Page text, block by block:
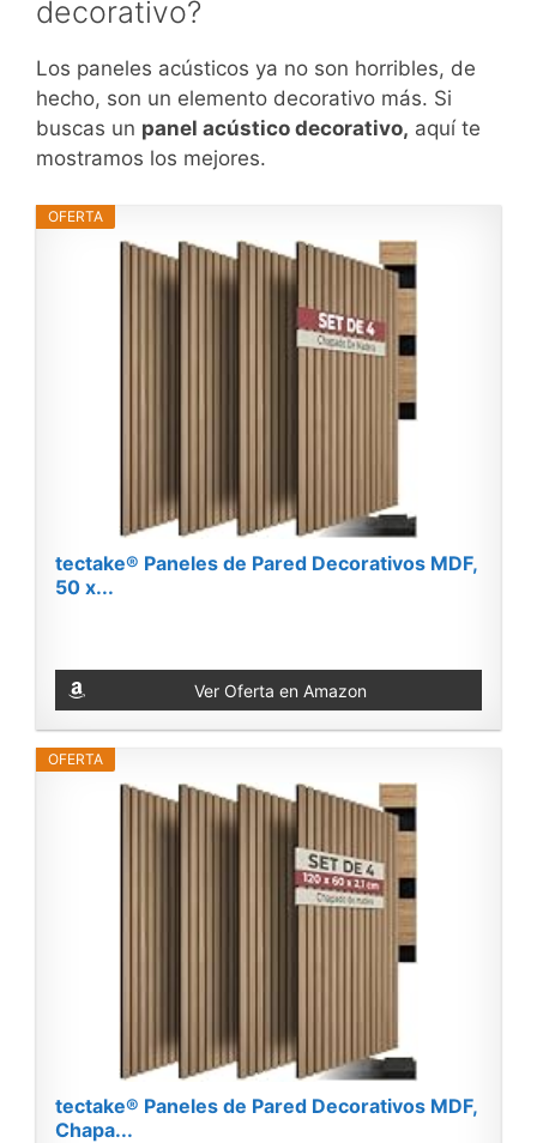
decorativo?
Los paneles acústicos ya no son horribles, de
hecho, son un elemento decorativo más. Si
buscas un panel acústico decorativo, aquí te
mostramos los mejores.
OFERTA
tectake® Paneles de Pared Decorativos MDF,
50 x...
Ver Oferta en Amazon
OFERTA
tectake® Paneles de Pared Decorativos MDF,
Chapa...